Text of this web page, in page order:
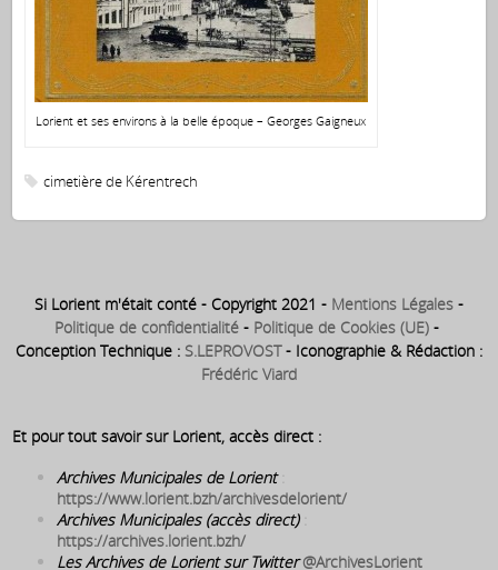
Lorient et ses environs à la belle époque – Georges Gaigneux
cimetière de Kérentrech
Si Lorient m'était conté - Copyright 2021 - Mentions Légales -
Politique de confidentialité - Politique de Cookies (UE) -
Conception Technique : S.LEPROVOST- Iconographie & Rédaction :
Frédéric Viard
Et pour tout savoir sur Lorient, accès direct :
Archives Municipales de Lorient
https://www.lorient.bzh/archivesdelorient/
Archives Municipales (accès direct):
https://archives.lorient.bzh/
Les Archives de Lorient sur Twitter @ArchivesLorient